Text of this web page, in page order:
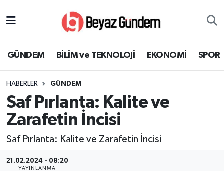
GÜNDEM BİLİM ve TEKNOLOJİ EKONOMİ SPOR
HABERLER GÜNDEM
Saf Pırlanta: Kalite ve
Zarafetin İncisi
Saf Pırlanta: Kalite ve Zarafetin İncisi
21.02.2024 - 08:20
YAYINLANMA
EKONOMİ
SPOR
SAĞLIK
EĞİTİM
Süper Lig Puan Durumu ve Fikstür
Tüm Manşetler
Son Dakika Haberleri
Haber Arşivi